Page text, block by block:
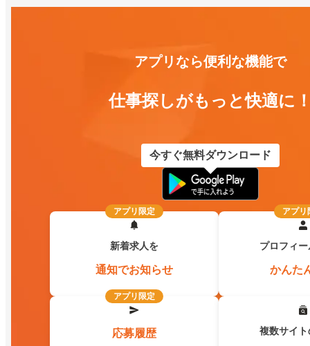
アプリなら便利な機能で
仕事探しがもっと快適に
今すぐ無料ダウンロード
アプリ限定
新着求人を
通知でお知らせ
アプリ
プロフィ
かんた
アプリ限定
応募履歴 複数サイ